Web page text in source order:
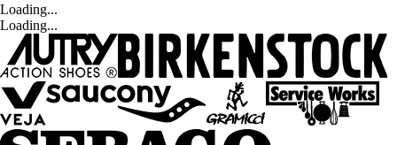
Loading...
Loading...